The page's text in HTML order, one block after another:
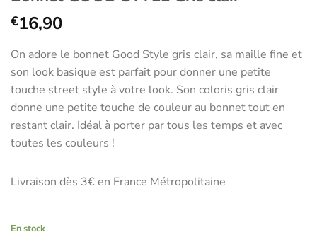
€16,90
On adore le bonnet Good Style gris clair, sa maille fine et
son look basique est parfait pour donner une petite
touche street style à votre look. Son coloris gris clair
donne une petite touche de couleur au bonnet tout en
restant clair. Idéal à porter par tous les temps et avec
toutes les couleurs !
Livraison dès 3€ en France Métropolitaine
En stock